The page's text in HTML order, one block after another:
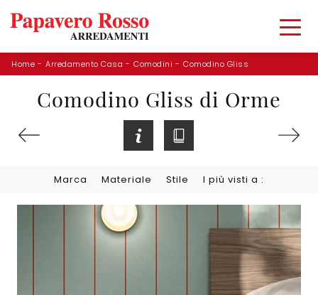
Home - Arredamento Casa - Comodini - Comodino Gliss
Comodino Gliss di Orme
Marca Materiale Stile I più visti a :